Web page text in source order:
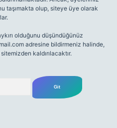
taşımakta olup, siteye üye olarak
olduğunu düşündüğünüz
adresine bildirmeniz halinde,
kaldırılacaktır.